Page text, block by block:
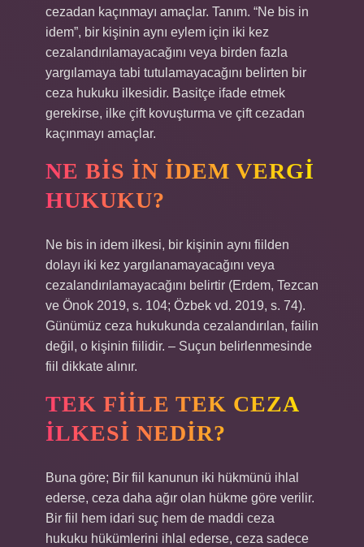
cezadan kaçınmayı amaçlar. Tanım. “Ne bis in
idem”, bir kişinin aynı eylem için iki kez
cezalandırılamayacağını veya birden fazla
yargılamaya tabi tutulamayacağını belirten bir
ceza hukuku ilkesidir. Basitçe ifade etmek
gerekirse, ilke çift kovuşturma ve çift cezadan
kaçınmayı amaçlar.
NE BIS IN IDEM VERGI
HUKUKU?
Ne bis in idem ilkesi, bir kişinin aynı fiilden
dolayı iki kez yargılanamayacağını veya
cezalandırılamayacağını belirtir (Erdem, Tezcan
ve Önok 2019, s. 104; Özbek vd. 2019, s. 74).
Günümüz ceza hukukunda cezalandırılan, failin
değil, o kişinin fiilidir. – Suçun belirlenmesinde
fiil dikkate alınır.
TEK FIILE TEK CEZA
ILKESI NEDIR?
Buna göre; Bir fiil kanunun iki hükmünü ihlal
ederse, ceza daha ağır olan hükme göre verilir.
Bir fiil hem idari suç hem de maddi ceza
hukuku hükümlerini ihlal ederse, ceza sadece